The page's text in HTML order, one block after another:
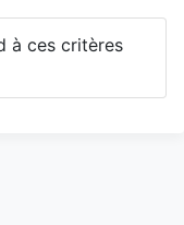
à ces critères